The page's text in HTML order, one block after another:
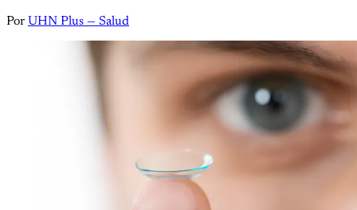
Por UHN Plus — Salud